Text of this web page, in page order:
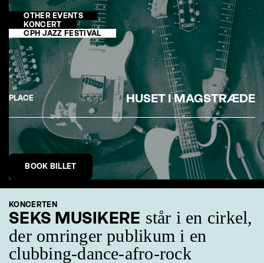
OTHER EVENTS
KONCERT
CPH JAZZ FESTIVAL
PLACE HUSET I MAGSTRÆDE
BOOK BILLET
KONCERTEN
SEKS MUSIKERE står i en cirkel,
der omringer publikum i en
clubbing-dance-afro-rock